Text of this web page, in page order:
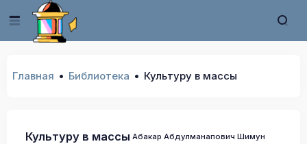
Главная Библиотека Культуру в массы
Культуру в массы Абакар Абдулманапович Шимун